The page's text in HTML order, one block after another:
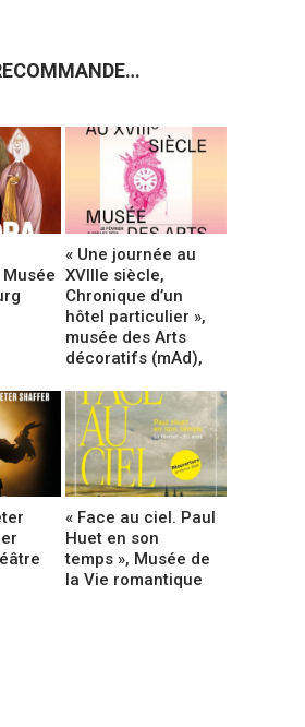
« Une journée au
XVIIIe siècle,
Chronique d’un
hôtel particulier »,
musée des Arts
décoratifs (mAd),
« Face au ciel. Paul
Huet en son
temps », Musée de
la Vie romantique